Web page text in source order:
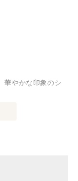
華やかな印象のシ
す。